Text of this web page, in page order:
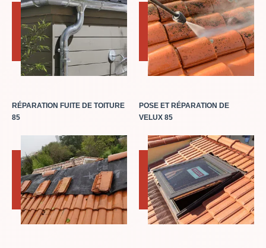
RÉPARATION FUITE DE TOITURE
85
POSE ET RÉPARATION DE
VELUX 85